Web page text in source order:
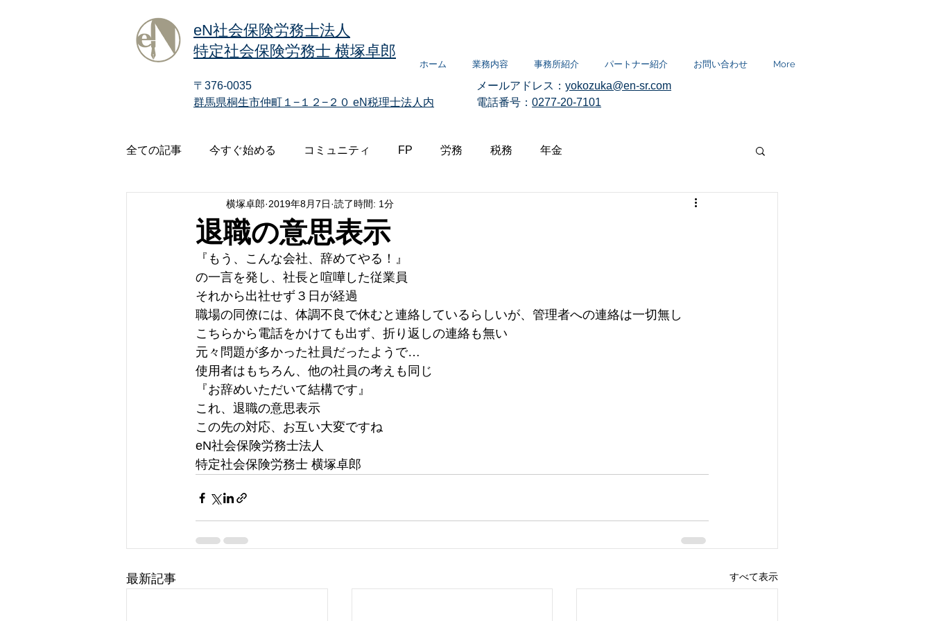
eN社会保険労務士法人
特定社会保険労務士 横塚卓郎
ホーム 業務内容 事務所紹介 パートナー紹介 お問い合わせ More
〒376-0035
群馬県桐生市仲町１−１２−２０ eN税理士法人内
メールアドレス： yokozuka@en-sr.com
電話番号： 0277-20-7101
全ての記事 今すぐ始める コミュニティ FP 労務 税務 年金
退職の意思表示
横塚卓郎 2019年8月7日 読了時間: 1分
『もう、こんな会社、辞めてやる！』
の一言を発し、社長と喧嘩した従業員
それから出社せず３日が経過
職場の同僚には、体調不良で休むと連絡しているらしいが、管理者への連絡は一切無し
こちらから電話をかけても出ず、折り返しの連絡も無い
元々問題が多かった社員だったようで…
使用者はもちろん、他の社員の考えも同じ
『お辞めいただいて結構です』
これ、退職の意思表示
この先の対応、お互い大変ですね
eN社会保険労務士法人
特定社会保険労務士 横塚卓郎
最新記事 すべて表示